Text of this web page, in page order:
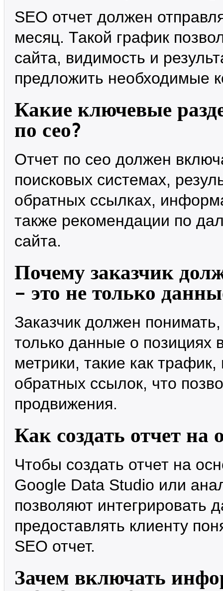
SEO отчет должен
месяц. Такой график
сайта, видимость и
предложить необходимые
Какие ключевые
по сео?
Отчет по сео должен
поисковых системах,
обратных ссылках,
также рекомендации по
сайта.
Почему заказчик
– это не только
Заказчик должен
только данные о позициях
метрики, такие как
обратных ссылок, что
продвижения.
Как создать отчет на
Чтобы создать отчет на
Google Data Studio или
позволяют интегрировать
предоставлять клиенту
SEO отчет.
Зачем включать